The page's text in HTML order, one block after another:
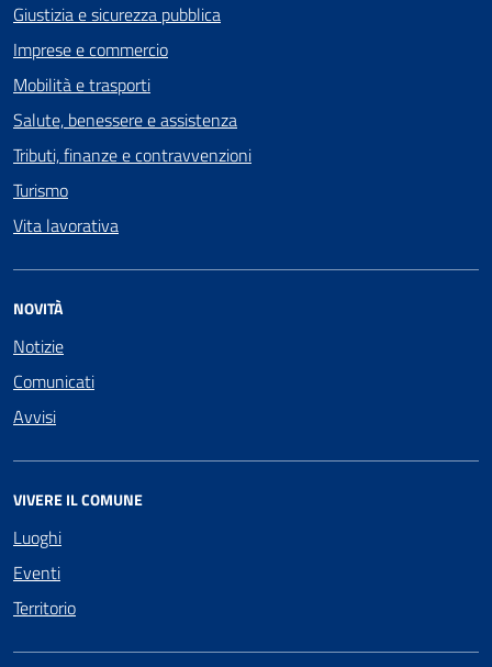
Giustizia e sicurezza pubblica
Imprese e commercio
Mobilità e trasporti
Salute, benessere e assistenza
Tributi, finanze e contravvenzioni
Turismo
Vita lavorativa
NOVITÀ
Notizie
Comunicati
Avvisi
VIVERE IL COMUNE
Luoghi
Eventi
Territorio